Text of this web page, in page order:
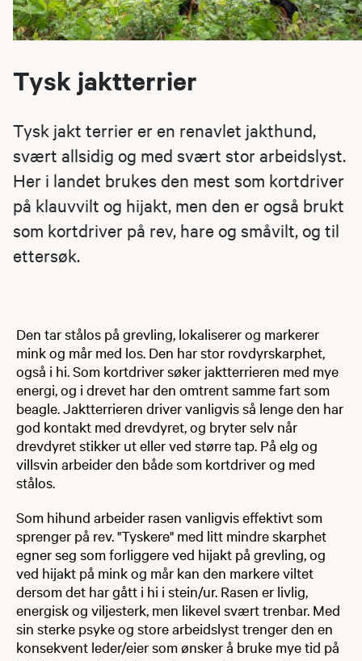
Tysk jaktterrier
Tysk jakt terrier er en renavlet jakthund,
svært allsidig og med svært stor arbeidslyst.
Her i landet brukes den mest som kortdriver
på klauvvilt og hijakt, men den er også brukt
som kortdriver på rev, hare og småvilt, og til
ettersøk.
Den tar stålos på grevling, lokaliserer og markerer
mink og mår med los. Den har stor rovdyrskarphet,
også i hi. Som kortdriver søker jaktterrieren med mye
energi, og i drevet har den omtrent samme fart som
beagle. Jaktterrieren driver vanligvis så lenge den har
god kontakt med drevdyret, og bryter selv når
drevdyret stikker ut eller ved større tap. På elg og
villsvin arbeider den både som kortdriver og med
stålos.
Som hihund arbeider rasen vanligvis effektivt som
sprenger på rev. "Tyskere" med litt mindre skarphet
egner seg som forliggere ved hijakt på grevling, og
ved hijakt på mink og mår kan den markere viltet
dersom det har gått i hi i stein/ur. Rasen er livlig,
energisk og viljesterk, men likevel svært trenbar. Med
sin sterke psyke og store arbeidslyst trenger den en
konsekvent leder/eier som ønsker å bruke mye tid på